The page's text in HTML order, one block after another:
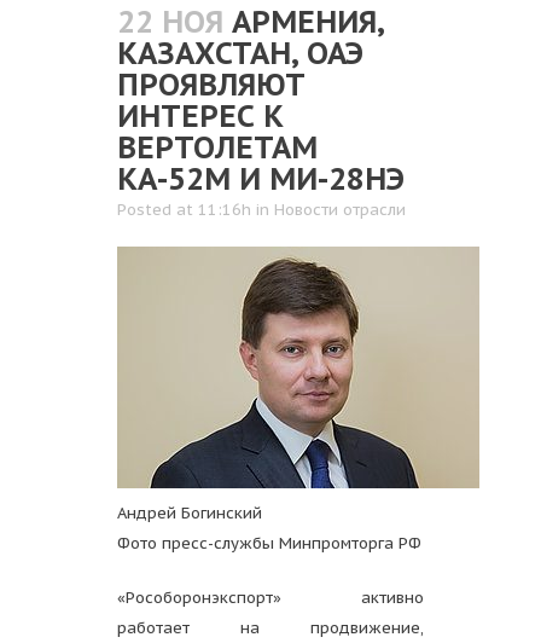
22 НОЯ АРМЕНИЯ,
КАЗАХСТАН, ОАЭ
ПРОЯВЛЯЮТ
ИНТЕРЕС К
ВЕРТОЛЕТАМ
КА-52М И МИ-28НЭ
Posted at 11:16h in Новости отрасли
Андрей Богинский
Фото пресс-службы Минпромторга РФ
«Рособоронэкспорт» активно
работает на продвижение,